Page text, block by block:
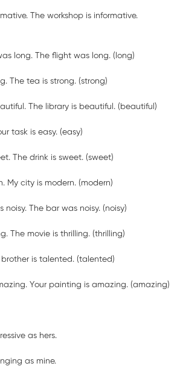
The workshop is informative.
long. The flight was long. (long)
The tea is strong. (strong)
The library is beautiful. (beautiful)
task is easy. (easy)
The drink is sweet. (sweet)
My city is modern. (modern)
noisy. The bar was noisy. (noisy)
The movie is thrilling. (thrilling)
brother is talented. (talented)
Your painting is amazing. (amazing)
as hers.
as mine.